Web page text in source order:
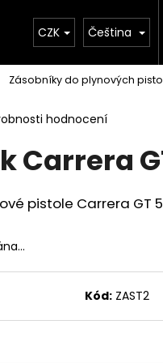
Fotogalerie
CZK Čeština
Zásobníky do plynových
hodnocení
Carrera
pistole Carrera GT
Kód: ZAST2